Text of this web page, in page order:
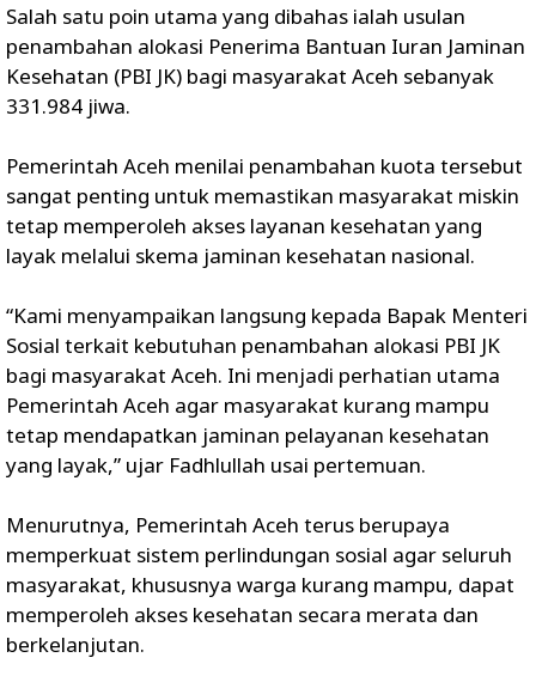
Salah satu poin utama yang dibahas ialah usulan
penambahan alokasi Penerima Bantuan Iuran Jaminan
Kesehatan (PBI JK) bagi masyarakat Aceh sebanyak
331.984 jiwa.
Pemerintah Aceh menilai penambahan kuota tersebut
sangat penting untuk memastikan masyarakat miskin
tetap memperoleh akses layanan kesehatan yang
layak melalui skema jaminan kesehatan nasional.
“Kami menyampaikan langsung kepada Bapak Menteri
Sosial terkait kebutuhan penambahan alokasi PBI JK
bagi masyarakat Aceh. Ini menjadi perhatian utama
Pemerintah Aceh agar masyarakat kurang mampu
tetap mendapatkan jaminan pelayanan kesehatan
yang layak,” ujar Fadhlullah usai pertemuan.
Menurutnya, Pemerintah Aceh terus berupaya
memperkuat sistem perlindungan sosial agar seluruh
masyarakat, khususnya warga kurang mampu, dapat
memperoleh akses kesehatan secara merata dan
berkelanjutan.